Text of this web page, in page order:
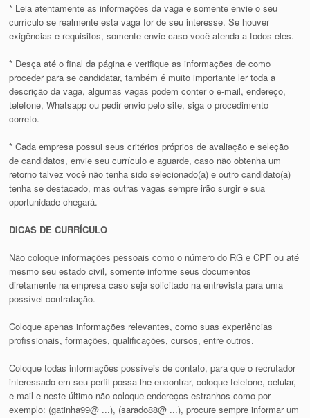
* Leia atentamente as informações da vaga e somente envie o seu
currículo se realmente esta vaga for de seu interesse. Se houver
exigências e requisitos, somente envie caso você atenda a todos eles.
* Desça até o final da página e verifique as informações de como
proceder para se candidatar, também é muito importante ler toda a
descrição da vaga, algumas vagas podem conter o e-mail, endereço,
telefone, Whatsapp ou pedir envio pelo site, siga o procedimento
correto.
* Cada empresa possui seus critérios próprios de avaliação e seleção
de candidatos, envie seu currículo e aguarde, caso não obtenha um
retorno talvez você não tenha sido selecionado(a) e outro candidato(a)
tenha se destacado, mas outras vagas sempre irão surgir e sua
oportunidade chegará.
DICAS DE CURRÍCULO
Não coloque informações pessoais como o número do RG e CPF ou até
mesmo seu estado civil, somente informe seus documentos
diretamente na empresa caso seja solicitado na entrevista para uma
possível contratação.
Coloque apenas informações relevantes, como suas experiências
profissionais, formações, qualificações, cursos, entre outros.
Coloque todas informações possíveis de contato, para que o recrutador
interessado em seu perfil possa lhe encontrar, coloque telefone, celular,
e-mail e neste último não coloque endereços estranhos como por
exemplo: (gatinha99@ ...), (sarado88@ ...), procure sempre informar um